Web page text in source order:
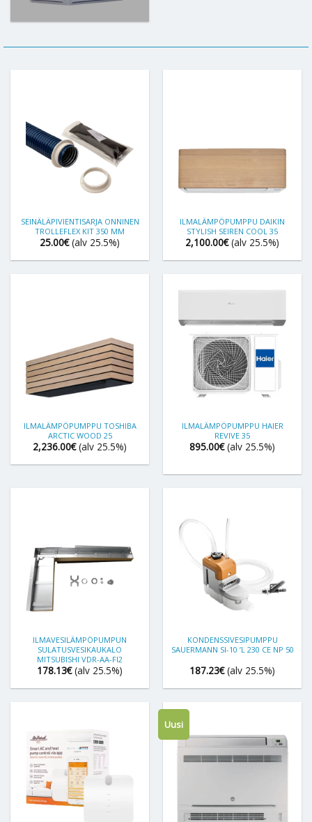
SEINÄLÄPIVIENTISARJA ONNINEN
TROLLEFLEX KIT 350 MM
25.00€ (alv 25.5%)
ILMALÄMPÖPUMPPU DAIKIN
STYLISH SEIREN COOL 35
2,100.00€ (alv 25.5%)
ILMALÄMPÖPUMPPU TOSHIBA
ARCTIC WOOD 25
2,236.00€ (alv 25.5%)
ILMALÄMPÖPUMPPU HAIER
REVIVE 35
895.00€ (alv 25.5%)
ILMAVESILÄMPÖPUMPUN
SULATUSVESIKAUKALO
MITSUBISHI VDR-AA-FI2
178.13€ (alv 25.5%)
KONDENSSIVESIPUMPPU
SAUERMANN SI-10 ’L 230 CE NP 50
187.23€ (alv 25.5%)
Uusi